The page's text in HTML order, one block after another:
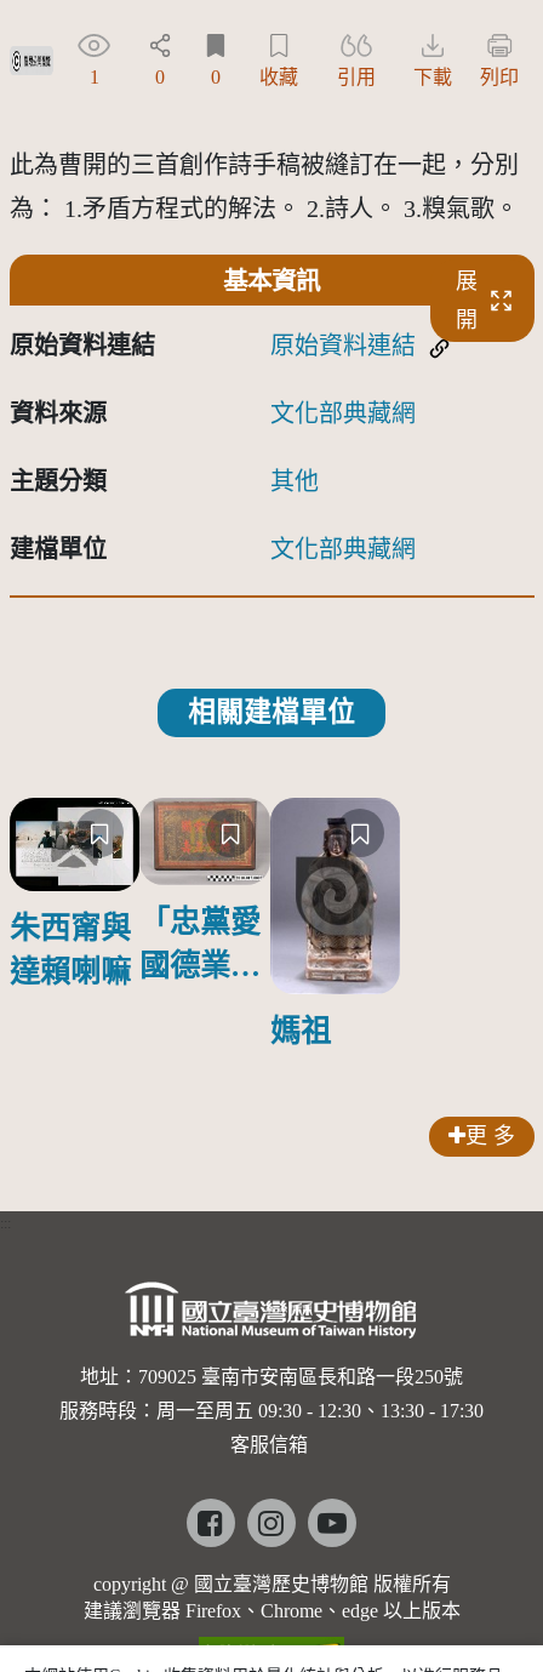
受著作權法保護-僅限於本平台有限度公開瀏覽
1 0 0 收藏 引用 下載 列印
此為曹開的三首創作詩手稿被縫訂在一起，分別
為： 1.矛盾方程式的解法。 2.詩人。 3.糗氣歌。
基本資訊
展
開
原始資料連結 原始資料連結
資料來源 文化部典藏網
主題分類 其他
建檔單位 文化部典藏網
相關建檔單位
朱西甯與
達賴喇嘛
「忠黨愛
國德業並
媽祖
更 多
地址：709025 臺南市安南區長和路一段250號
服務時段：周一至周五 09:30 - 12:30、13:30 - 17:30
客服信箱
Facebookinstagramyoutube
copyright @ 國立臺灣歷史博物館 版權所有
建議瀏覽器 Firefox、Chrome、edge 以上版本